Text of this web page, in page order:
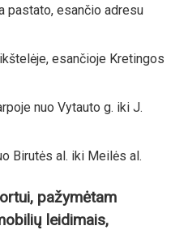
pastato, esančio adresu
esančioje Kretingos
nuo Vytauto g. iki J.
Birutės al. iki Meilės al.
pažymėtam
leidimais,